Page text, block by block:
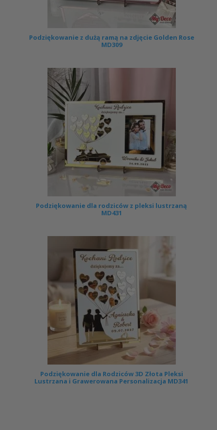
Podziękowanie z dużą ramą na zdjęcie Golden Rose
MD309
Podziękowanie dla rodziców z pleksi lustrzaną
MD431
Podziękowanie dla Rodziców 3D Złota Pleksi
Lustrzana i Grawerowana Personalizacja MD341